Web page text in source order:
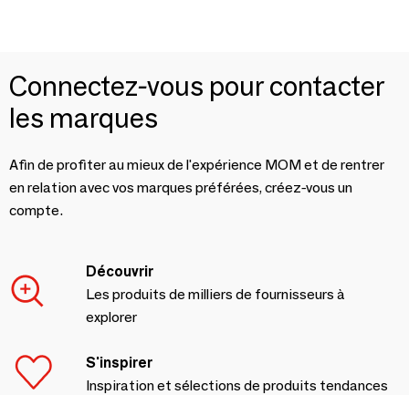
Connectez-vous pour contacter
les marques
Afin de profiter au mieux de l'expérience MOM et de rentrer
en relation avec vos marques préférées, créez-vous un
compte.
Découvrir
Les produits de milliers de fournisseurs à
explorer
S'inspirer
Inspiration et sélections de produits tendances